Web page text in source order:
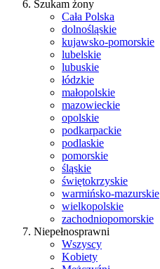
Szukam żony
Cała Polska
dolnośląskie
kujawsko-pomorskie
lubelskie
lubuskie
łódzkie
małopolskie
mazowieckie
opolskie
podkarpackie
podlaskie
pomorskie
śląskie
świętokrzyskie
warmińsko-mazurskie
wielkopolskie
zachodniopomorskie
Niepełnosprawni
Wszyscy
Kobiety